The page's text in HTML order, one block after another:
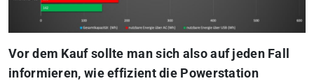
Vor dem Kauf sollte man sich also auf jeden Fall
informieren, wie effizient die Powerstation